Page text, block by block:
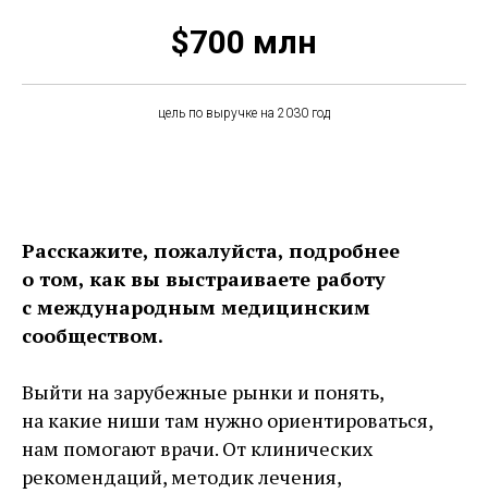
$700 млн
цель по выручке на 2030 год
Расскажите, пожалуйста, подробнее
о том, как вы выстраиваете работу
с международным медицинским
сообществом.
Выйти на зарубежные рынки и понять,
на какие ниши там нужно ориентироваться,
нам помогают врачи. От клинических
рекомендаций, методик лечения,